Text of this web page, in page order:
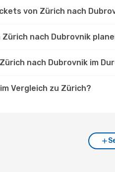
von Zürich nach
nach Dubrovnik
nach Dubrovnik im
Vergleich zu Zürich?